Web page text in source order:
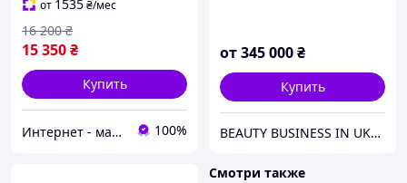
многополярным RF
лифтингом
от 1535₴/мес
15 350₴
16 200 ₴
Купить
Интернет - магазин "SUPER LADY" Косметологические аппараты и средства омоложения 100%
от345 000₴
Купить
BEAUTY BUSINESS IN UKRAINE
Смотри также